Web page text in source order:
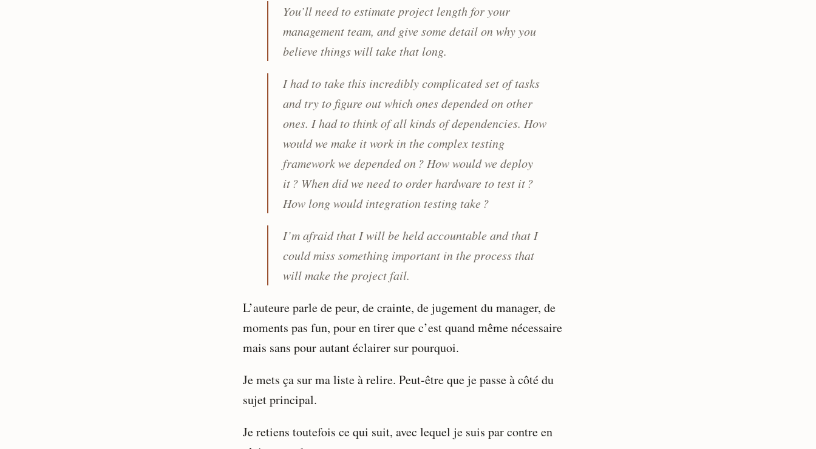
You’ll need to estimate project length for your
management team, and give some detail on why you
believe things will take that long.
I had to take this incredibly complicated set of tasks
and try to figure out which ones depended on other
ones. I had to think of all kinds of dependencies. How
would we make it work in the complex testing
framework we depended on ? How would we deploy
it ? When did we need to order hardware to test it ?
How long would integration testing take ?
I’m afraid that I will be held accountable and that I
could miss something important in the process that
will make the project fail.
L’auteure parle de peur, de crainte, de jugement du manager, de
moments pas fun, pour en tirer que c’est quand même nécessaire
mais sans pour autant éclairer sur pourquoi.
Je mets ça sur ma liste à relire. Peut-être que je passe à côté du
sujet principal.
Je retiens toutefois ce qui suit, avec lequel je suis par contre en